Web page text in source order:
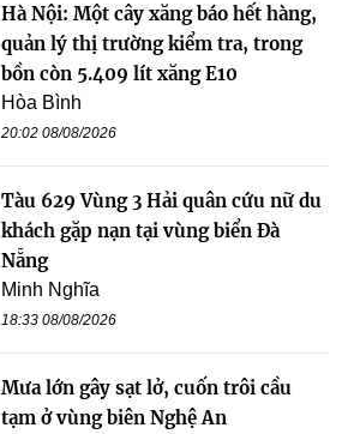
Hà Nội: Một cây xăng báo hết hàng,
quản lý thị trường kiểm tra, trong
bồn còn 5.409 lít xăng E10
Hòa Bình
20:02 08/08/2026
Tàu 629 Vùng 3 Hải quân cứu nữ du
khách gặp nạn tại vùng biển Đà
Nẵng
Minh Nghĩa
18:33 08/08/2026
Mưa lớn gây sạt lở, cuốn trôi cầu
tạm ở vùng biên Nghệ An